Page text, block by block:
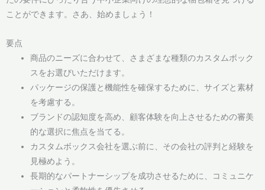
ことができます。さあ、始めましょう！
要点
商品のニーズに合わせて、さまざまな種類のカスタムボック
スをお選びいただけます。
パッケージの保護と機能性を確保するために、サイズと素材
を考慮する。
ブランドの認知度を高め、顧客体験を向上させるための審美
的な選択に焦点を当てる。
カスタムボックス会社を選ぶ前に、その会社の評判と経験を
見極めよう。
長期的なパートナーシップを成功させるために、コミュニケ